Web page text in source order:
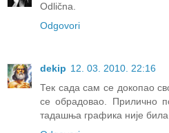
Odlična.
Odgovori
dekip 12. 03. 2010. 22:16
Тек сада сам се докопао
се обрадовао. Прилично
тадашња графика није била